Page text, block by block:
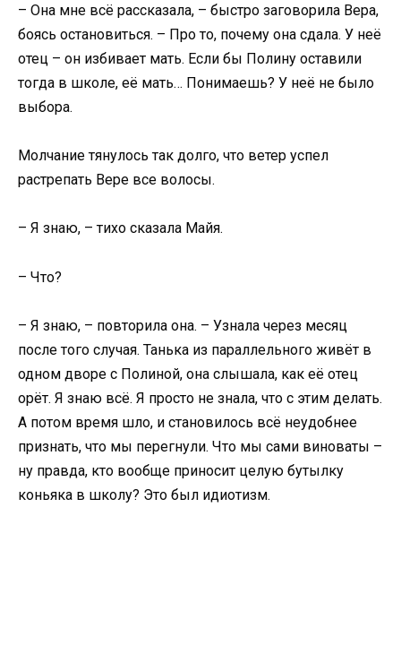
– Она мне всё рассказала, – быстро заговорила Вера,
боясь остановиться. – Про то, почему она сдала. У неё
отец – он избивает мать. Если бы Полину оставили
тогда в школе, её мать… Понимаешь? У неё не было
выбора.
Молчание тянулось так долго, что ветер успел
растрепать Вере все волосы.
– Я знаю, – тихо сказала Майя.
– Что?
– Я знаю, – повторила она. – Узнала через месяц
после того случая. Танька из параллельного живёт в
одном дворе с Полиной, она слышала, как её отец
орёт. Я знаю всё. Я просто не знала, что с этим делать.
А потом время шло, и становилось всё неудобнее
признать, что мы перегнули. Что мы сами виноваты –
ну правда, кто вообще приносит целую бутылку
коньяка в школу? Это был идиотизм.